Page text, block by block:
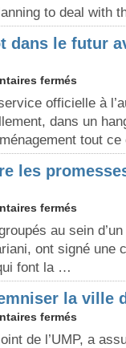
to deal with
dans le futur
fermés
officielle à
dans un
tout
les
fermés
au sein
ont signé une
font la …
la ville
fermés
de l’UMP, a